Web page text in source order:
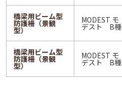
橋梁用ビーム型
防護柵（景観
型）
MODEST モ
デスト B種
橋梁用ビーム型
防護柵（景観
型）
MODEST モ
デスト B種